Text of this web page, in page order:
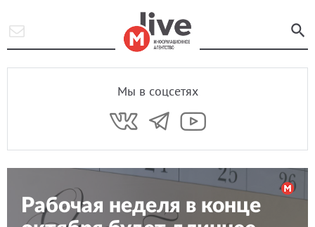
Мы в соцсетях
Рабочая неделя в конце